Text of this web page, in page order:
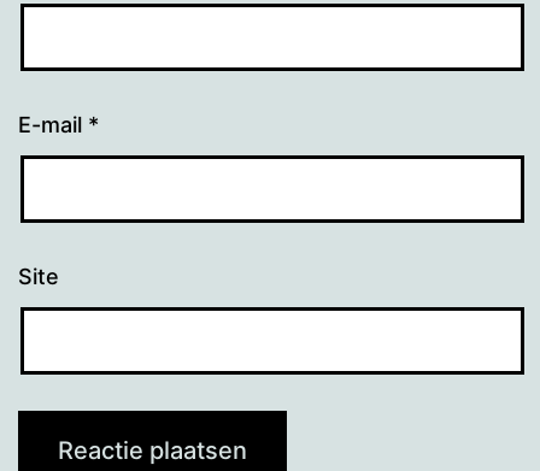
E-mail *
Site